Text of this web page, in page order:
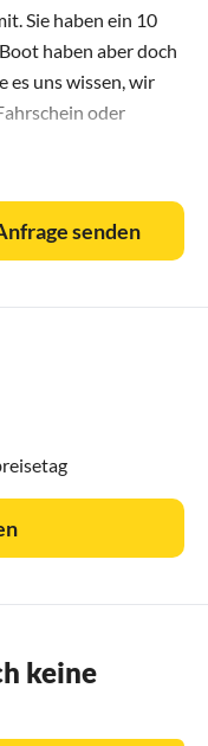
Sie haben ein 10
haben aber doch
es uns wissen, wir
oder
senden
keine